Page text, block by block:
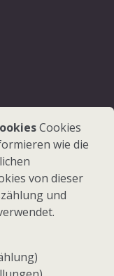
vorbehalten
Cookies
wie die
von dieser
und